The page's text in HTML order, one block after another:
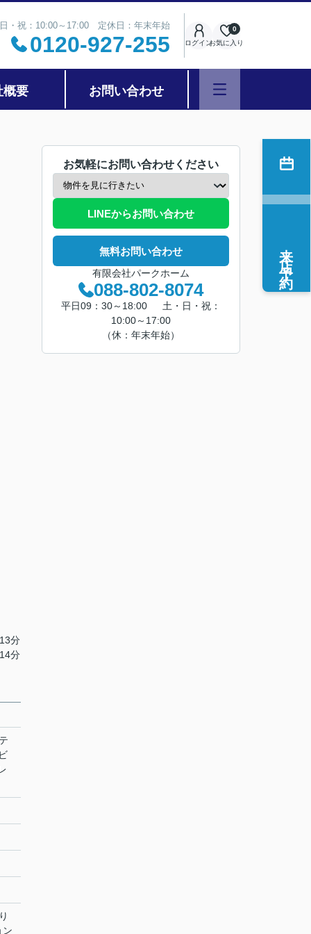
・祝：10:00～17:00 定休日：年末年始
0120-927-255 ログインお気に入り
0
概要 お問い合わせ
分
分
ン
お気軽にお問い合わせください
LINEからお問い合わせ
無料お問い合わせ
有限会社パークホーム
088-802-8074
平日09：30～18:00 土・日・祝：
10:00～17:00
（休：年末年始）
来店予約